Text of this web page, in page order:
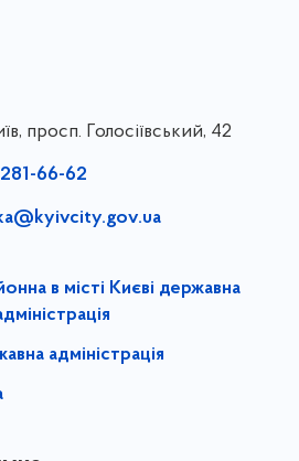
просп. Голосіївський, 42
66-62
в місті Києві державна
адміністрація